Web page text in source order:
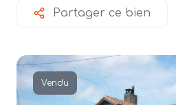
agences
estimation
alerte
Partager ce bien
Vendu